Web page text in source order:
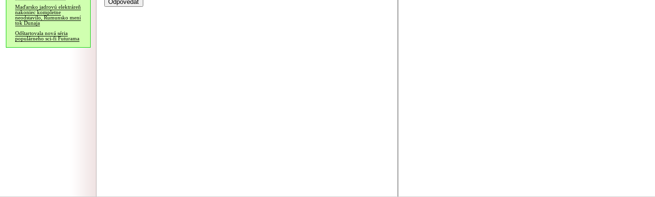
Maďarsko jadrovú elektráreň
nakoniec kompletne
neodstavilo, Rumunsko mení
tok Dunaja
Odštartovala nová séria
populárneho sci-fi Futurama